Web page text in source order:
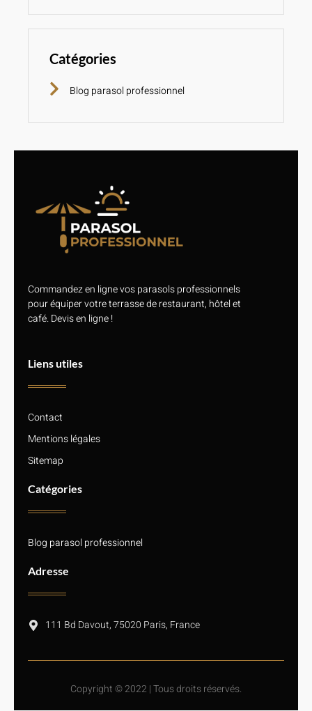
Catégories
Blog parasol professionnel
Commandez en ligne vos parasols professionnels
pour équiper votre terrasse de restaurant, hôtel et
café. Devis en ligne !
Liens utiles
Contact
Mentions légales
Sitemap
Catégories
Blog parasol professionnel
Adresse
111 Bd Davout, 75020 Paris, France
Copyright © 2022 | Tous droits réservés.